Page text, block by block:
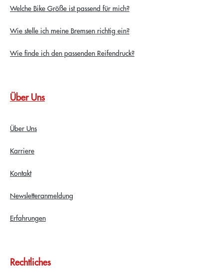
Welche Bike Größe ist passend für mich?
Wie stelle ich meine Bremsen richtig ein?
Wie finde ich den passenden Reifendruck?
Über Uns
Über Uns
Karriere
Kontakt
Newsletteranmeldung
Erfahrungen
Rechtliches